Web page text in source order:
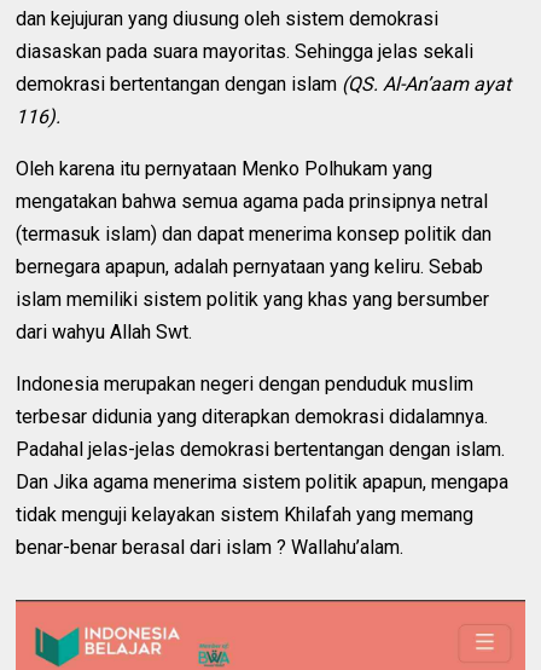
dan kejujuran yang diusung oleh sistem demokrasi
diasaskan pada suara mayoritas. Sehingga jelas sekali
demokrasi bertentangan dengan islam (QS. Al-An’aam ayat
116).
Oleh karena itu pernyataan Menko Polhukam yang
mengatakan bahwa semua agama pada prinsipnya netral
(termasuk islam) dan dapat menerima konsep politik dan
bernegara apapun, adalah pernyataan yang keliru. Sebab
islam memiliki sistem politik yang khas yang bersumber
dari wahyu Allah Swt.
Indonesia merupakan negeri dengan penduduk muslim
terbesar didunia yang diterapkan demokrasi didalamnya.
Padahal jelas-jelas demokrasi bertentangan dengan islam.
Dan Jika agama menerima sistem politik apapun, mengapa
tidak menguji kelayakan sistem Khilafah yang memang
benar-benar berasal dari islam ? Wallahu’alam.